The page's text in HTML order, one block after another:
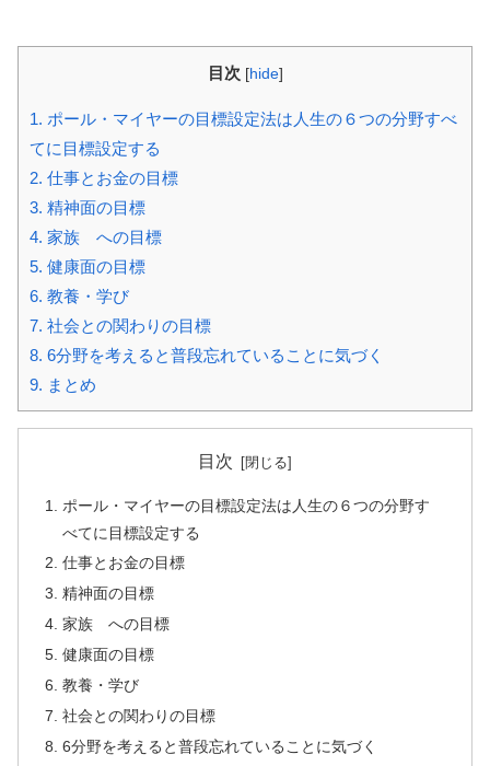
目次 [hide]
1. ポール・マイヤーの目標設定法は人生の６つの分野すべ
てに目標設定する
2. 仕事とお金の目標
3. 精神面の目標
4. 家族 への目標
5. 健康面の目標
6. 教養・学び
7. 社会との関わりの目標
8. 6分野を考えると普段忘れていることに気づく
9. まとめ
目次
ポール・マイヤーの目標設定法は人生の６つの分野す
べてに目標設定する
仕事とお金の目標
精神面の目標
家族 への目標
健康面の目標
教養・学び
社会との関わりの目標
6分野を考えると普段忘れていることに気づく